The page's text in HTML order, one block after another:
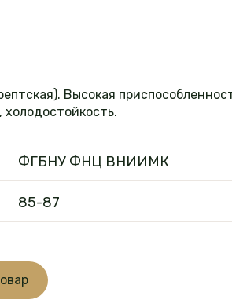
Высокая
ФГБНУ ФНЦ ВНИИМК
85-87